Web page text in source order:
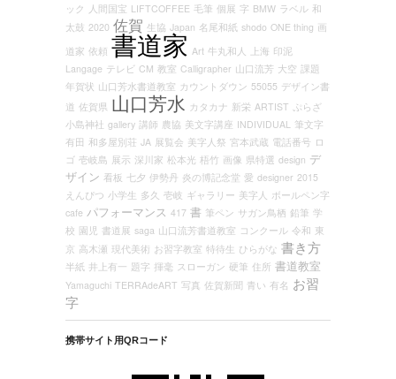
ック 人間国宝 LIFTCOFFEE 毛筆 個展 字 BMW ラベル 和
太鼓 2020 佐賀 生協 Japan 名尾和紙 shodo ONE thing 画
道家 依頼 書道家 Art 牛丸和人 上海 印泥
Langage テレビ CM 教室 Calligrapher 山口流芳 大空 課題
年賀状 山口芳水書道教室 カウントダウン 55055 デザイン書
道 佐賀県 山口芳水 カタカナ 新栄 ARTIST ぷらざ
小島神社 gallery 講師 農協 美文字講座 INDIVIDUAL 筆文字
有田 和多屋別荘 JA 展覧会 美字人祭 宮本武蔵 電話番号 ロ
ゴ 壱岐島 展示 深川家 松本光 梧竹 画像 県特選 design デ
ザイン 看板 七夕 伊勢丹 炎の博記念堂 愛 designer 2015
えんぴつ 小学生 多久 壱岐 ギャラリー 美字人 ボールペン字
cafe パフォーマンス 417 書 筆ペン サガン鳥栖 鉛筆 学
校 園児 書道展 saga 山口流芳書道教室 コンクール 令和 東
京 高木瀬 現代美術 お習字教室 特待生 ひらがな 書き方
半紙 井上有一 題字 揮毫 スローガン 硬筆 住所 書道教室
Yamaguchi TERRAdeART 写真 佐賀新聞 青い 有名 お習
字
携帯サイト用QRコード